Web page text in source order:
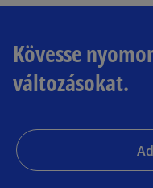
Kövesse
változásokat.